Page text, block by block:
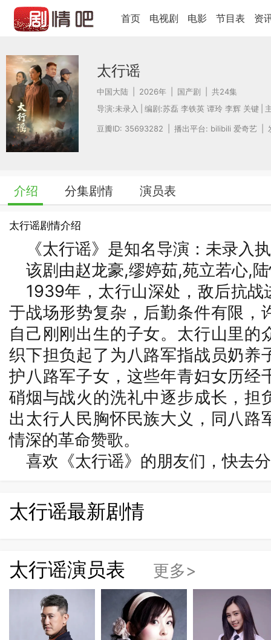
首页 电视剧 电影 节目表 资
太行谣
中国大陆 2026年 国产剧
共24集
导演:未录入 编剧:苏磊 李铁英 谭玲 李辉 关键
豆瓣ID: 35693282 播出平台: bilibili 爱奇艺
介绍 分集剧情 演员表
太行谣剧情介绍
《太行谣》是知名导演：未录入
该剧由赵龙豪,缪婷茹,苑立若心,
1939年，太行山深处，敌后抗
于战场形势复杂，后勤条件有限，
自己刚刚出生的子女。太行山里的
织下担负起了为八路军指战员奶养
护八路军子女，这些年青妇女历经
硝烟与战火的洗礼中逐步成长，担
出太行人民胸怀民族大义，同八路
情深的革命赞歌。
喜欢《太行谣》的朋友们，快去
太行谣最新剧情
太行谣演员表 更多>